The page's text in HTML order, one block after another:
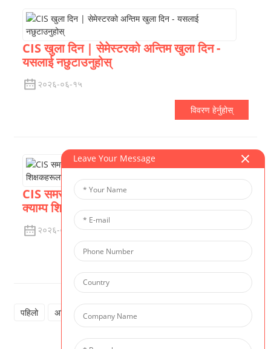
CIS खुला दिन | सेमेस्टरको अन्तिम खुला दिन -
यसलाई नछुटाउनुहोस्
२०२६-०६-१५
विवरण हेर्नुहोस्
CIS समर क्याम्प | काउन्टडाउन सुरु हुन्छ—हाम्रा
क्याम्प शिक्षकहरूलाई भेट्नुहोस्
२०२६-०६-१५
पहिलो अघिल्लो १ २ ३
८
Leave Your Message